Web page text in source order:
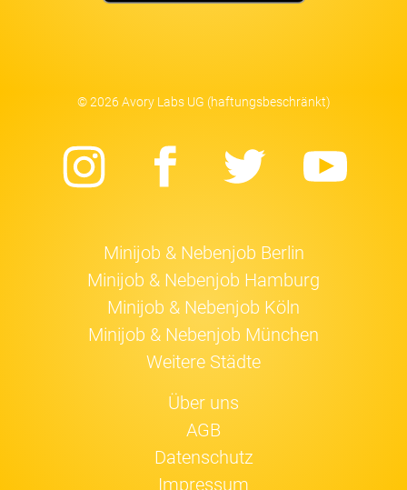
© 2026 Avory Labs UG (haftungsbeschränkt)
Instagram
Facebook
Twitter
Minijob & Nebenjob Berlin
Minijob & Nebenjob Hamburg
Minijob & Nebenjob Köln
Minijob & Nebenjob München
Weitere Städte
Über uns
AGB
Datenschutz
Impressum